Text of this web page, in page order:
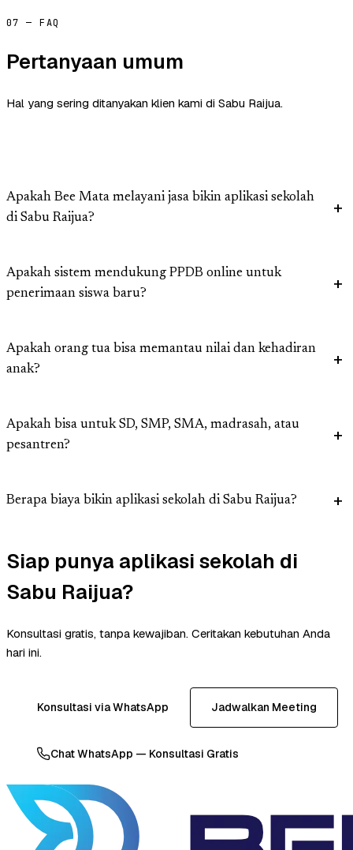
07 — FAQ
Pertanyaan umum
Hal yang sering ditanyakan klien kami di Sabu Raijua.
Apakah Bee Mata melayani jasa bikin aplikasi sekolah
di Sabu Raijua?
Apakah sistem mendukung PPDB online untuk
penerimaan siswa baru?
Apakah orang tua bisa memantau nilai dan kehadiran
anak?
Apakah bisa untuk SD, SMP, SMA, madrasah, atau
pesantren?
Berapa biaya bikin aplikasi sekolah di Sabu Raijua?
Siap punya aplikasi sekolah di
Sabu Raijua?
Konsultasi gratis, tanpa kewajiban. Ceritakan kebutuhan Anda
hari ini.
Konsultasi via WhatsApp Jadwalkan Meeting
Chat WhatsApp — Konsultasi Gratis